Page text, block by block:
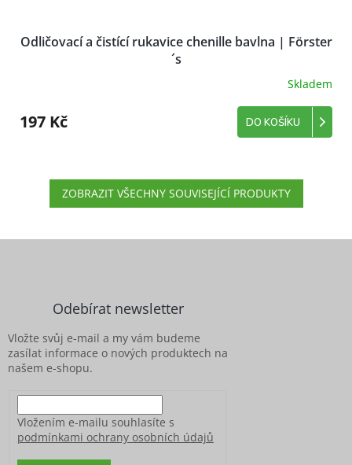
Odličovací a čistící rukavice chenille bavlna | Förster
´s
Skladem
197 Kč DO KOŠÍKU
ZOBRAZIT VŠECHNY SOUVISEJÍCÍ PRODUKTY
Odebírat newsletter
Vložte svůj e-mail a my vám budeme
zasílat informace o nových produktech na
našem e-shopu.
Vložením e-mailu souhlasíte s
podmínkami ochrany osobních údajů